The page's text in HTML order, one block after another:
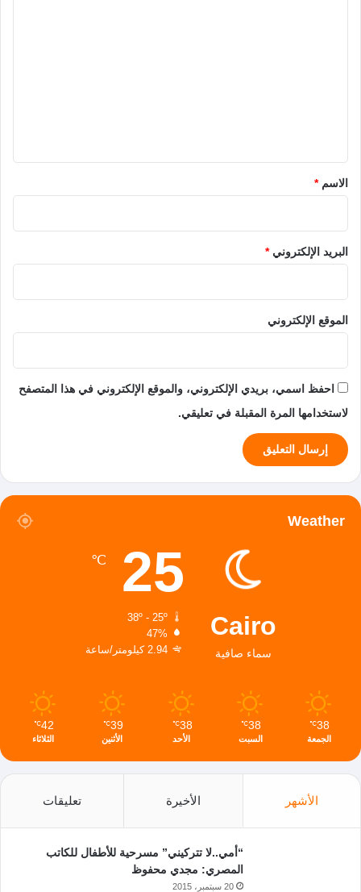
*
الاسم*
البريد الإلكتروني*
الموقع الإلكتروني
احفظ اسمي، بريدي الإلكتروني، والموقع الإلكتروني في هذا المتصفح
لاستخدامها المرة المقبلة في تعليقي.
Weather
Cairo
سماء صافية
25
℃
38º - 25º
47%
2.94 كيلومتر/ساعة
38
℃
الجمعة
38
℃
السبت
38
℃
الأحد
39
℃
الأثنين
42
℃
الثلاثاء
الأشهر الأخيرة تعليقات
“أمي..لا تتركيني” مسرحية للأطفال للكاتب
المصري: مجدي محفوظ
20 سبتمبر، 2015